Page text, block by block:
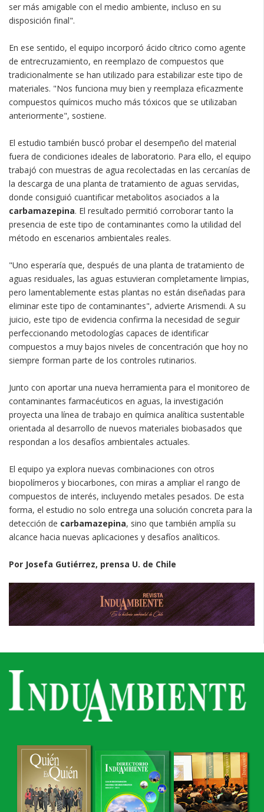
ser más amigable con el medio ambiente, incluso en su
disposición final".
En ese sentido, el equipo incorporó ácido cítrico como agente
de entrecruzamiento, en reemplazo de compuestos que
tradicionalmente se han utilizado para estabilizar este tipo de
materiales. "Nos funciona muy bien y reemplaza eficazmente
compuestos químicos mucho más tóxicos que se utilizaban
anteriormente", sostiene.
El estudio también buscó probar el desempeño del material
fuera de condiciones ideales de laboratorio. Para ello, el equipo
trabajó con muestras de agua recolectadas en las cercanías de
la descarga de una planta de tratamiento de aguas servidas,
donde consiguió cuantificar metabolitos asociados a la
carbamazepina. El resultado permitió corroborar tanto la
presencia de este tipo de contaminantes como la utilidad del
método en escenarios ambientales reales.
"Uno esperaría que, después de una planta de tratamiento de
aguas residuales, las aguas estuvieran completamente limpias,
pero lamentablemente estas plantas no están diseñadas para
eliminar este tipo de contaminantes", advierte Arismendi. A su
juicio, este tipo de evidencia confirma la necesidad de seguir
perfeccionando metodologías capaces de identificar
compuestos a muy bajos niveles de concentración que hoy no
siempre forman parte de los controles rutinarios.
Junto con aportar una nueva herramienta para el monitoreo de
contaminantes farmacéuticos en aguas, la investigación
proyecta una línea de trabajo en química analítica sustentable
orientada al desarrollo de nuevos materiales biobasados que
respondan a los desafíos ambientales actuales.
El equipo ya explora nuevas combinaciones con otros
biopolímeros y biocarbones, con miras a ampliar el rango de
compuestos de interés, incluyendo metales pesados. De esta
forma, el estudio no solo entrega una solución concreta para la
detección de carbamazepina, sino que también amplía su
alcance hacia nuevas aplicaciones y desafíos analíticos.
Por Josefa Gutiérrez, prensa U. de Chile